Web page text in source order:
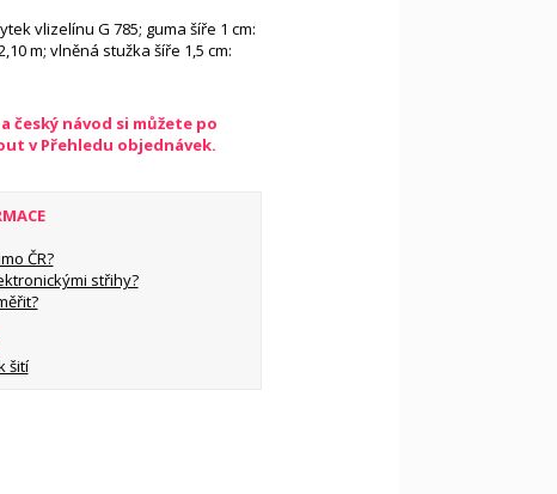
vlizelínu G 785; guma šíře 1 cm:
m; vlněná stužka šíře 1,5 cm:
český návod si můžete po
v Přehledu objednávek.
ČR?
střihy?
šití